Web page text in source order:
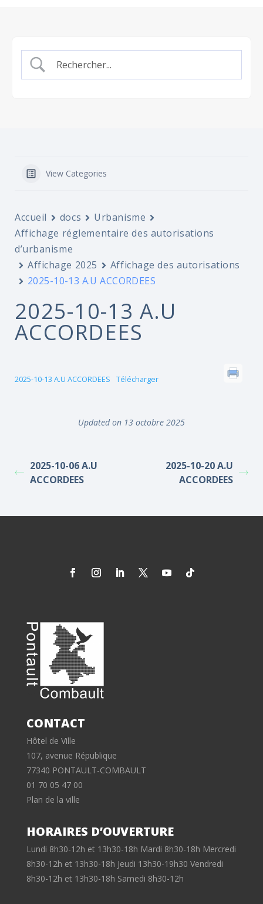
View Categories
Accueil docs
Urbanisme
Affichage réglementaire des autorisations
d’urbanisme
Affichage 2025
Affichage des autorisations
2025-10-13 A.U ACCORDEES
2025-10-13 A.U
ACCORDEES
2025-10-13 A.U ACCORDEES Télécharger
Updated on 13 octobre 2025
2025-10-06 A.U
ACCORDEES
2025-10-20 A.U
ACCORDEES
CONTACT
Hôtel de Ville
107, avenue République
77340 PONTAULT-COMBAULT
01 70 05 47 00
Plan de la ville
HORAIRES D’OUVERTURE
Lundi 8h30-12h et 13h30-18h Mardi 8h30-18h Mercredi
8h30-12h et 13h30-18h Jeudi 13h30-19h30 Vendredi
8h30-12h et 13h30-18h Samedi 8h30-12h